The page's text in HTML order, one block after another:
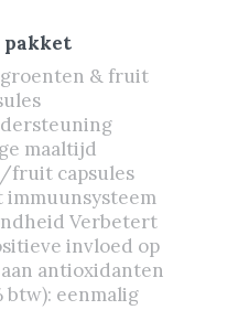
pakket
groenten & fruit
maaltijd
fruit capsules
Verbetert
invloed op
antioxidanten
btw): eenmalig